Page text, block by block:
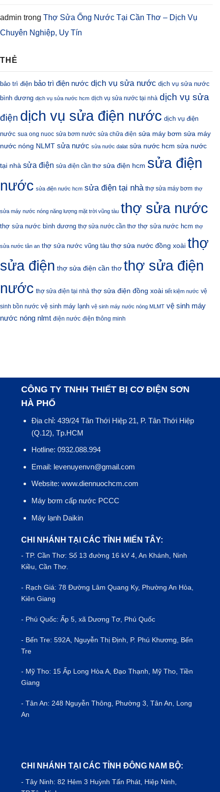
admin trong Thợ Sửa Ống Nước Tại Cần Thơ – Dịch Vụ
Chuyên Nghiệp, Uy Tín
THẺ
bảo trì điện bảo trì điện nước dịch vụ sửa nước dịch vụ sửa nước
bình dương dịch vụ sửa nước hcm dịch vụ sửa nước tại nhà dịch vụ sửa
điện dịch vụ sửa điện nước dịch vụ điện
nước sua ong nuoc sửa bơm nước sửa chữa điện sửa máy bơm sửa máy
nước nóng NLMT sửa nước sửa nước dalat sửa nước hcm sửa nước
tại nhà sửa điện sửa điện cần thơ sửa điện hcm sửa điện
nước sửa điện nước hcm sửa điện tại nhà thợ sửa máy bơm thợ
sửa máy nước nóng năng lượng mặt trời vũng tàu thợ sửa nước
thợ sửa nước bình dương thợ sửa nước cần thơ thợ sửa nước hcm thợ
sửa nước tân an thợ sửa nước vũng tàu thợ sửa nước đồng xoài thợ
sửa điện thợ sửa điện cần thơ thợ sửa điện
nước thợ sửa điện tại nhà thợ sửa điện đồng xoài tiết kiệm nước vệ
sinh bồn nước vệ sinh máy lạnh vệ sinh máy nước nóng MLMT vệ sinh máy
nước nóng nlmt điện nước điện thông minh
CÔNG TY TNHH THIẾT BỊ CƠ ĐIỆN SƠN
HÀ PHỐ
Địa chỉ: 439/24 Tân Thới Hiệp 21, P. Tân Thới Hiệp
(Q.12), Tp.HCM
Hotline: 0932.088.994
Email: levenuyenvn@gmail.com
Website: www.diennuochcm.com
Máy bơm cấp nước PCCC
Máy lạnh Daikin
CHI NHÁNH TẠI CÁC TỈNH MIẾN TÂY:
- TP.Cần Thơ: Số 13 đường 16 kV 4, An Khánh, Ninh
Kiều, Cần Thơ.
- Rạch Giá: 78 Đường Lâm Quang Ky, Phường An Hòa,
Kiên Giang
- Phú Quốc: Ấp 5, xã Dương Tơ, Phú Quốc
- Bến Tre: 592A, Nguyễn Thị Định, P. Phú Khương, Bến
Tre
- Mỹ Tho: 15 Ấp Long Hòa A, Đạo Thạnh, Mỹ Tho, Tiền
Giang
- Tân An: 248 Nguyễn Thông, Phường 3, Tân An, Long
An
CHI NHÁNH TẠI CÁC TỈNH ĐÔNG NAM BỘ:
- Tây Ninh: 82 Hẻm 3 Huỳnh Tấn Phát, Hiệp Ninh,